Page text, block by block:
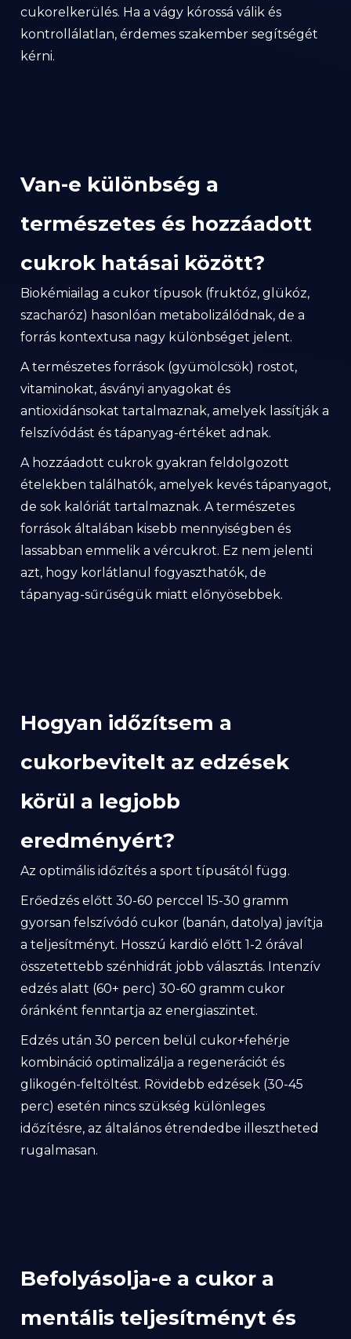
cukorelkerülés. Ha a vágy kórossá válik és
kontrollálatlan, érdemes szakember segítségét
kérni.
Van-e különbség a
természetes és hozzáadott
cukrok hatásai között?
Biokémiailag a cukor típusok (fruktóz, glükóz,
szacharóz) hasonlóan metabolizálódnak, de a
forrás kontextusa nagy különbséget jelent.
A természetes források (gyümölcsök) rostot,
vitaminokat, ásványi anyagokat és
antioxidánsokat tartalmaznak, amelyek lassítják a
felszívódást és tápanyag-értéket adnak.
A hozzáadott cukrok gyakran feldolgozott
ételekben találhatók, amelyek kevés tápanyagot,
de sok kalóriát tartalmaznak. A természetes
források általában kisebb mennyiségben és
lassabban emmelik a vércukrot. Ez nem jelenti
azt, hogy korlátlanul fogyaszthatók, de
tápanyag-sűrűségük miatt előnyösebbek.
Hogyan időzítsem a
cukorbevitelt az edzések
körül a legjobb
eredményért?
Az optimális időzítés a sport típusától függ.
Erőedzés előtt 30-60 perccel 15-30 gramm
gyorsan felszívódó cukor (banán, datolya) javítja
a teljesítményt. Hosszú kardió előtt 1-2 órával
összetettebb szénhidrát jobb választás. Intenzív
edzés alatt (60+ perc) 30-60 gramm cukor
óránként fenntartja az energiaszintet.
Edzés után 30 percen belül cukor+fehérje
kombináció optimalizálja a regenerációt és
glikogén-feltöltést. Rövidebb edzések (30-45
perc) esetén nincs szükség különleges
időzítésre, az általános étrendedbe illesztheted
rugalmasan.
Befolyásolja-e a cukor a
mentális teljesítményt és